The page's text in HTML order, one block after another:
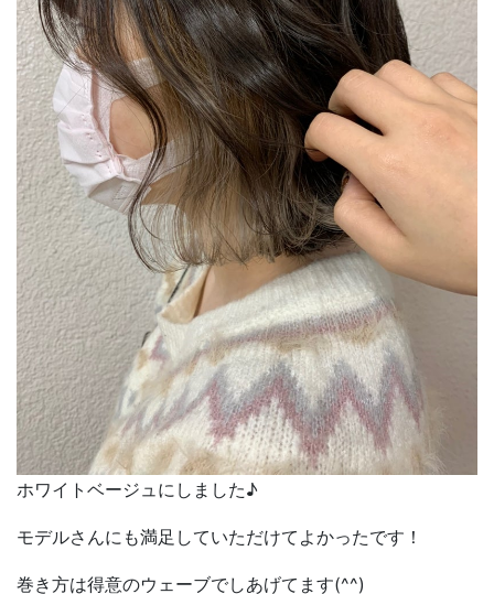
ホワイトベージュにしました♪
モデルさんにも満足していただけてよかったです！
巻き方は得意のウェーブでしあげてます(^^)